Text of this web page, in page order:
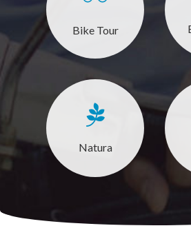
Bike Tour
Natura